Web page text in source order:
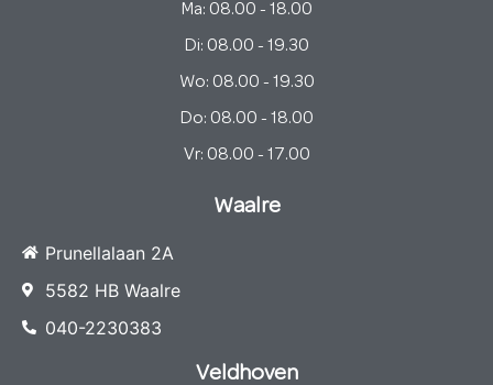
Ma: 08.00 - 18.00
Di: 08.00 - 19.30
Wo: 08.00 - 19.30
Do: 08.00 - 18.00
Vr: 08.00 - 17.00
Waalre
Prunellalaan 2A
5582 HB Waalre
040-2230383
Veldhoven